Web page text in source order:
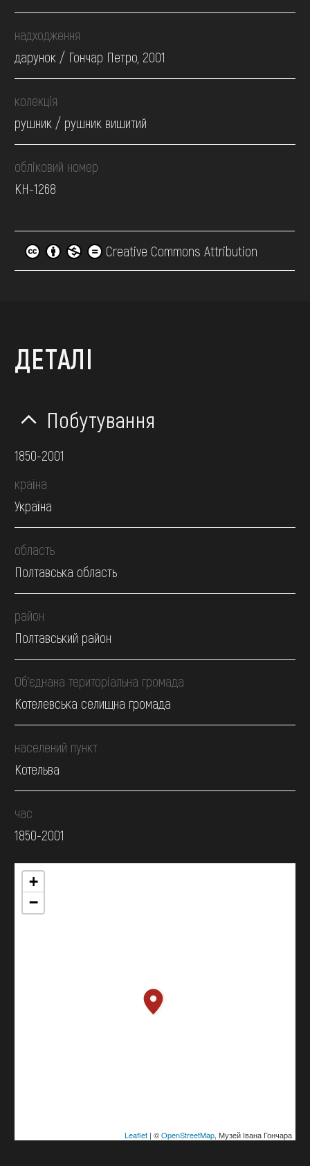
надходження
дарунок / Гончар Петро, 2001
колекція
рушник / рушник вишитий
обліковий номер
КН-1268
Creative Commons Attribution
ДЕТАЛІ
Побутування
1850-2001
країна
Україна
область
Полтавська область
район
Полтавський район
Об’єднана територіальна громада
Котелевська селищна громада
населений пункт
Котельва
час
1850-2001
+
−
Leaflet| ©OpenStreetMap, Музей Івана Гончара